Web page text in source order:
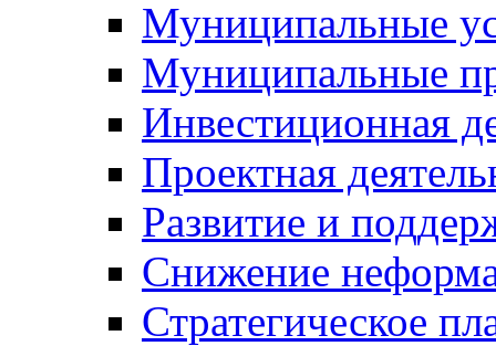
Муниципальные
Муниципальные
Инвестиционная
Проектная
Развитие и
Снижение
Стратегическое